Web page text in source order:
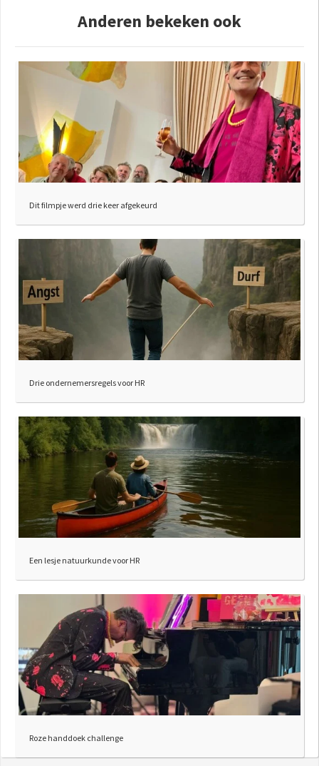
Anderen bekeken ook
Dit filmpje werd drie keer afgekeurd
Drie ondernemersregels voor HR
Een lesje natuurkunde voor HR
Roze handdoek challenge